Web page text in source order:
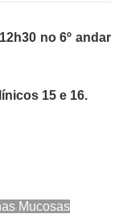
no 6º andar
15 e 16.
Mucosas